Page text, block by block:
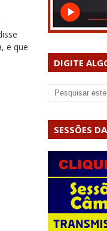
e que
DIGITE
SESSÕES